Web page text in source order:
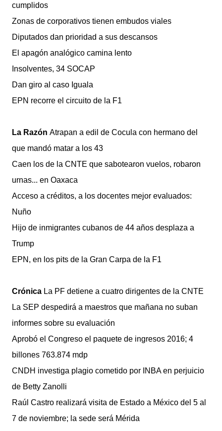
cumplidos
Zonas de corporativos tienen embudos viales
Diputados dan prioridad a sus descansos
El apagón analógico camina lento
Insolventes, 34 SOCAP
Dan giro al caso Iguala
EPN recorre el circuito de la F1
La Razón Atrapan a edil de Cocula con hermano del
que mandó matar a los 43
Caen los de la CNTE que sabotearon vuelos, robaron
urnas... en Oaxaca
Acceso a créditos, a los docentes mejor evaluados:
Nuño
Hijo de inmigrantes cubanos de 44 años desplaza a
Trump
EPN, en los pits de la Gran Carpa de la F1
Crónica La PF detiene a cuatro dirigentes de la CNTE
La SEP despedirá a maestros que mañana no suban
informes sobre su evaluación
Aprobó el Congreso el paquete de ingresos 2016; 4
billones 763.874 mdp
CNDH investiga plagio cometido por INBA en perjuicio
de Betty Zanolli
Raúl Castro realizará visita de Estado a México del 5 al
7 de noviembre; la sede será Mérida